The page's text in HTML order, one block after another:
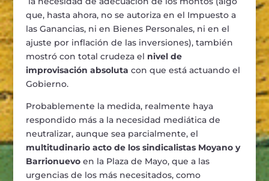
que, hasta ahora, no se autoriza en el Impuesto a
las Ganancias, ni en Bienes Personales, ni en el
ajuste por inflación de las inversiones), también
mostró con total crudeza el nivel de
improvisación absoluta con que está actuando el
Gobierno.
Probablemente la medida, realmente haya
respondido más a la necesidad mediática de
neutralizar, aunque sea parcialmente, el
multitudinario acto de los sindicalistas Moyano y
Barrionuevoen la Plaza de Mayo, que a las
urgencias de los más necesitados, como